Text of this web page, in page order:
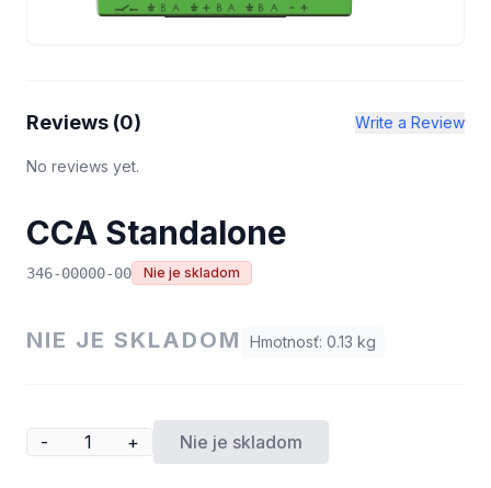
Reviews (0) Write a Review
No reviews yet.
CCA Standalone
346-00000-00 Nie je skladom
NIE JE SKLADOM Hmotnosť: 0.13 kg
- + Nie je skladom